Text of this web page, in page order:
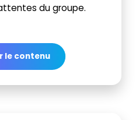
du groupe.
le contenu